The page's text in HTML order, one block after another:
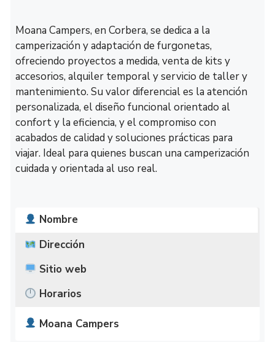
Moana Campers, en Corbera, se dedica a la
camperización y adaptación de furgonetas,
ofreciendo proyectos a medida, venta de kits y
accesorios, alquiler temporal y servicio de taller y
mantenimiento. Su valor diferencial es la atención
personalizada, el diseño funcional orientado al
confort y la eficiencia, y el compromiso con
acabados de calidad y soluciones prácticas para
viajar. Ideal para quienes buscan una camperización
cuidada y orientada al uso real.
Nombre
Dirección
Sitio web
Horarios
Moana Campers